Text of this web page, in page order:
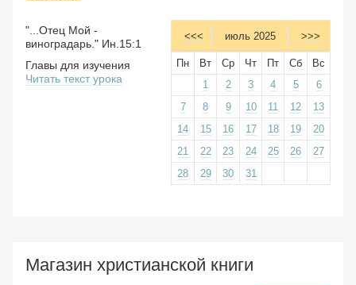
<<< июль 2025 >>>
Пн Вт Ср Чт Пт Сб
Вс
1
2 3 4 5
6
7
8 9 10 11 12
13
14
15 16 17 18 19
20
21
22 23 24 25 26
27
28
29 30 31
"...Отец Мой -
виноградарь." Ин.15:1
Главы для изучения
Читать текст урока
Магазин христианской книги